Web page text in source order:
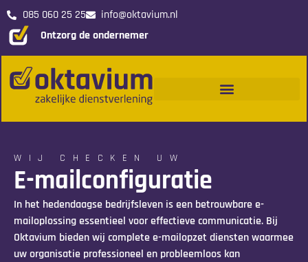
085 060 25 25
info@oktavium.nl
Ontzorg de ondernemer
WIJ CHECKEN UW
E-mailconfiguratie
In het hedendaagse bedrijfsleven is een betrouwbare e-
mailoplossing essentieel voor effectieve communicatie. Bij
Oktavium bieden wij complete e-mailopzet diensten waarmee
uw organisatie professioneel en probleemloos kan